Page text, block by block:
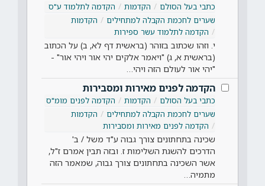
כתבי בעל הסולם הקדמות
הקדמה לתלמוד ע"ס
שערים לחכמת הקבלה למתחילים
הקדמות
הקדמה לתלמוד עשר ספירות
י. וזהו שכתוב בזוהר (בראשית דף לא, ב) על הכתוב
(בראשית א, ג) "ויאמר אלקים יהי אור ויהי אור" -
"יהי אור לעולם הזה ויהי…
הקדמה לפנים מאירות ומסבירות
כתבי בעל הסולם הקדמות
הקדמה לפנים מומ"ס
שערים לחכמת הקבלה למתחילים
הקדמות
הקדמה לפנים מאירות ומסבירות
שכינה בתחתונים צורך גבוה ע"ד משל / ב'
הדרכים להשגת השלימות ז. ובזה תבין אמרם ז"ל,
אשר השכינה בתחתונים צורך גבוה, שמאמר הזה
מתמיה…